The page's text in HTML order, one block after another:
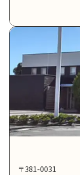
〒381-0031